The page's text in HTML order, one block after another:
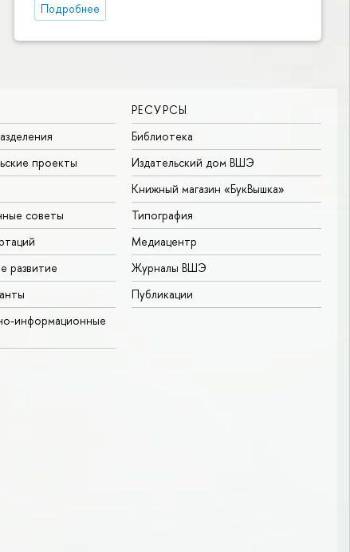
Подробнее
проекты
советы
развитие
информационные
РЕСУРСЫ
Библиотека
Издательский дом ВШЭ
Книжный магазин «БукВышка»
Типография
Медиацентр
Журналы ВШЭ
Публикации